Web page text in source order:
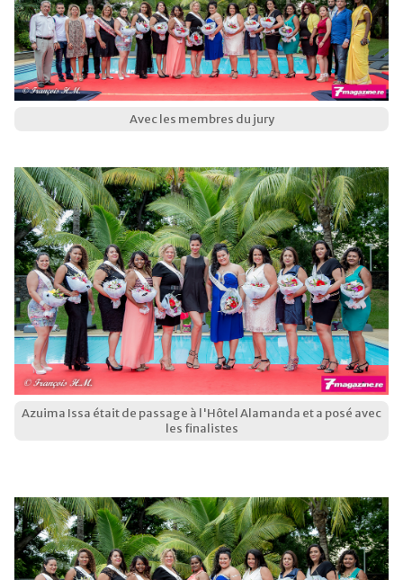
Avec les membres du jury
Azuima Issa était de passage à l'Hôtel Alamanda et a posé avec
les finalistes